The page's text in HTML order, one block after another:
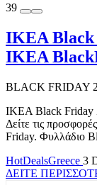
39
IKEA Black
IKEA
BLACK FRIDAY
IKEA Black Friday
Δείτε τις
Friday. Φυλλάδιο
HotDealsGreece 3
ΔΕΙΤΕ